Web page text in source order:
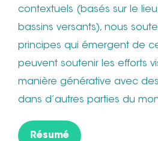
contextuels (basés sur le
bassins versants), nous
principes qui émergent de
peuvent soutenir les efforts
manière générative avec
dans d’autres parties du
Résumé